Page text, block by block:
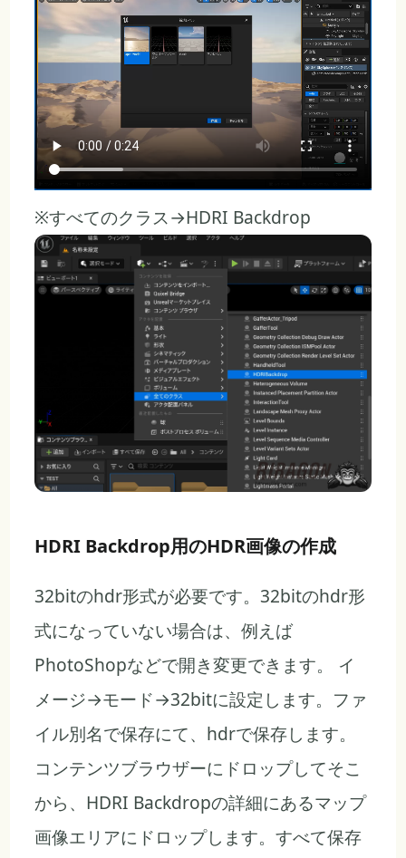
※すべてのクラス→HDRI Backdrop
HDRI Backdrop用のHDR画像の作成
32bitのhdr形式が必要です。32bitのhdr形
式になっていない場合は、例えば
PhotoShopなどで開き変更できます。 イ
メージ→モード→32bitに設定します。ファ
イル別名で保存にて、hdrで保存します。
コンテンツブラウザーにドロップしてそこ
から、HDRI Backdropの詳細にあるマップ
画像エリアにドロップします。すべて保存